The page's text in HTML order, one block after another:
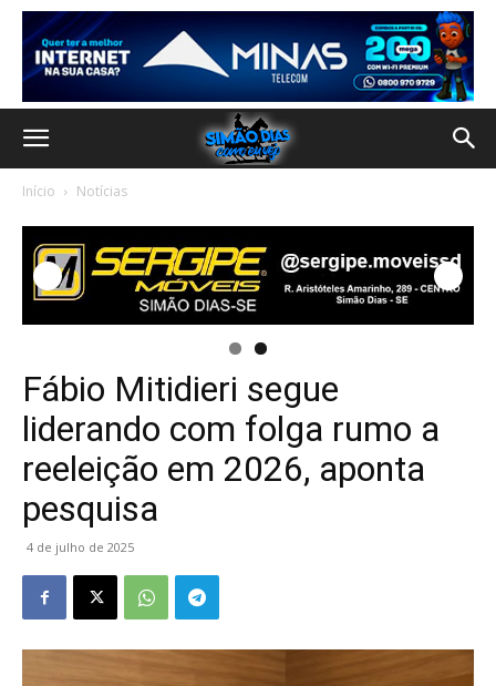
Início Notícias
Fábio Mitidieri segue
liderando com folga rumo a
reeleição em 2026, aponta
pesquisa
4 de julho de 2025